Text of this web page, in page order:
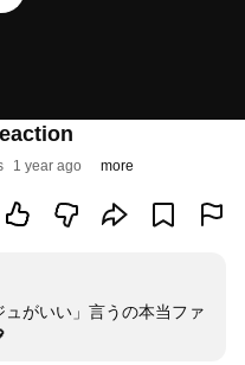
1 year ago more
がいい」言うの本当ファ